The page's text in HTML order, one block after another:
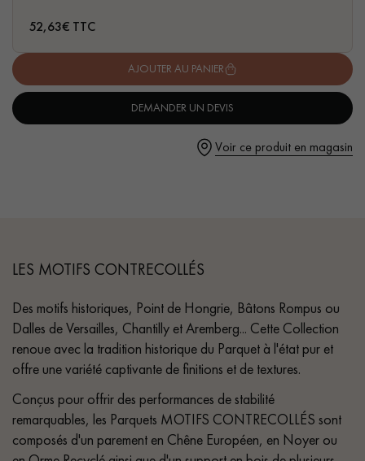
Obtenez un devis gratuit !
52,63€ TTC
AJOUTER AU PANIER
DEMANDER UN DEVIS
Voir ce produit en magasin
LES MOTIFS CONTRECOLLÉS
Des motifs historiques, Point de Hongrie, Bâtons Rompus ou
Dalles de Versailles, Chantilly et Aremberg... Cette Collection
renoue avec la tradition historique du Parquet à l'état pur et
offre une variété captivante de finitions et de textures.
Conçus pour offrir des performances de stabilité
remarquables, les Parquets MOTIFS CONTRECOLLÉS sont
composés d'un parement en Chêne Européen, en Noyer ou